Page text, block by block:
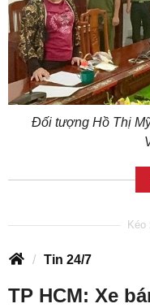
Đối tượng Hồ Thị
Tin 24/7
TP HCM: Xe